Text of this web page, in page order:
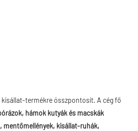
kisállat-termékre összpontosít. A cég fő
hámok kutyák és macskák
mentőmellények, kisállat-ruhák,